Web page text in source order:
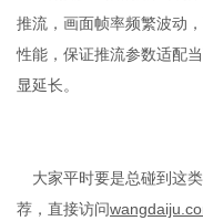
推流，画面帧率频繁波动
性能，保证推流参数适配
显延长。
大家平时要是总碰到这
荐，直接访问